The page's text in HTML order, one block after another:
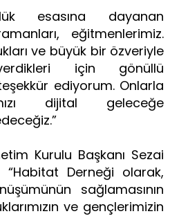
esasına dayanan
eğitmenlerimiz.
ve büyük bir özveriyle
için gönüllü
ediyorum. Onlarla
dijital geleceğe
Kurulu Başkanı Sezai
“Habitat Derneği olarak,
sağlamasının
ve gençlerimizin